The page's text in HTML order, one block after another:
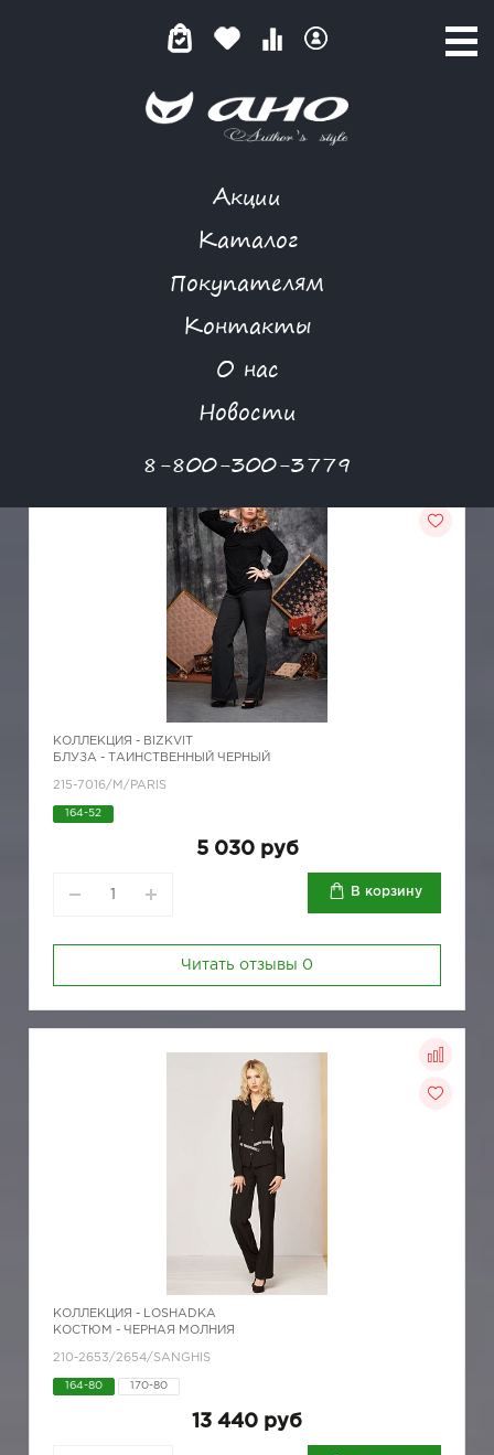
Акции
Каталог
Покупателям
Контакты
О нас
Новости
8-800-300-3779
КАТАЛОГ ТОВАРОВ
КОЛЛЕКЦИЯ - BIZKVIT
БЛУЗА - ТАИНСТВЕННЫЙ ЧЕРНЫЙ
215-7016/M/PARIS
164-52
5 030 руб
В корзину
Читать отзывы 0
КОЛЛЕКЦИЯ - LOSHADKA
КОСТЮМ - ЧЕРНАЯ МОЛНИЯ
210-2653/2654/SANGHIS
164-80 170-80
13 440 руб